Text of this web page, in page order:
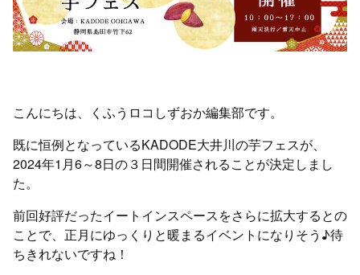
こんにちは、くふうロコしずおか編集部です。
既に恒例となっているKADODE大井川の芋フェスが、
2024年1月6～8日の３日間開催されることが決定しまし
た。
前回好評だったイートインスペースをさらに拡大するとの
ことで、正月にゆっくりと暖まるイベントになりそう♪待
ちきれないですね！